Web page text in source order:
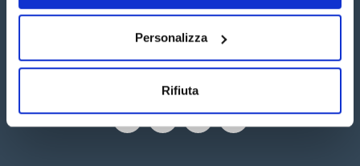
Personalizza
Rifiuta